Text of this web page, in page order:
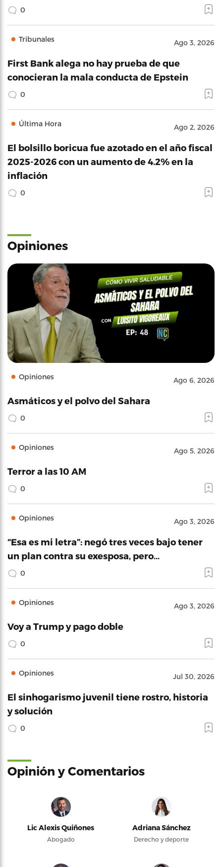
0
Tribunales Ago 3, 2026
First Bank alega no hay prueba de que
conocieran la mala conducta de Epstein
0
Última Hora Ago 2, 2026
El bolsillo boricua fue azotado en el año fiscal
2025-2026 con un aumento de 4.2% en la
inflación
0
Opiniones
Opiniones Ago 6, 2026
Asmáticos y el polvo del Sahara
0
Opiniones Ago 5, 2026
Terror a las 10 AM
0
Opiniones Ago 3, 2026
“Esa es mi letra”: negó tres veces bajo tener
un plan contra su exesposa, pero…
0
Opiniones Ago 3, 2026
Voy a Trump y pago doble
0
Opiniones Jul 30, 2026
El sinhogarismo juvenil tiene rostro, historia
y solución
0
Opinión y Comentarios
Lic Alexis Quiñones
Abogado
Adriana Sánchez
Derecho y deporte